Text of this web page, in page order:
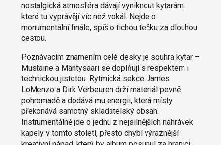
nostalgická atmosféra dávají vyniknout kytarám,
které tu vyprávějí víc než vokál. Nejde o
monumentální finále, spíš o tichou tečku za dlouhou
cestou.
Poznávacím znamením celé desky je souhra kytar –
Mustaine a Mäntysaari se doplňují s respektem i
technickou jistotou. Rytmická sekce James
LoMenzo a Dirk Verbeuren drží materiál pevně
pohromadě a dodává mu energii, která místy
překonává samotný skladatelský obsah.
Instrumentálně jde o jednu z nejsilnějších nahrávek
kapely v tomto století, přesto chybí výraznější